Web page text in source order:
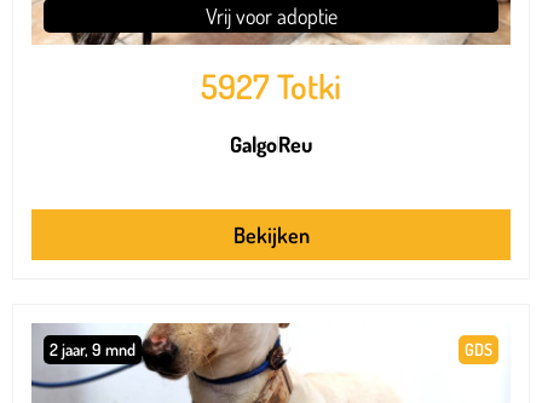
Vrij voor adoptie
5927 Totki
GalgoReu
Bekijken
GDS
2 jaar, 9 mnd